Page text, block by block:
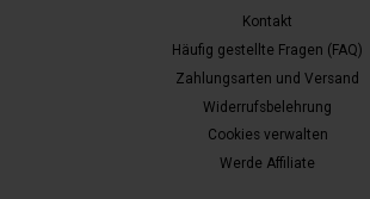
Kontakt
Häufig gestellte Fragen (FAQ)
Zahlungsarten und Versand
Widerrufsbelehrung
Cookies verwalten
Werde Affiliate